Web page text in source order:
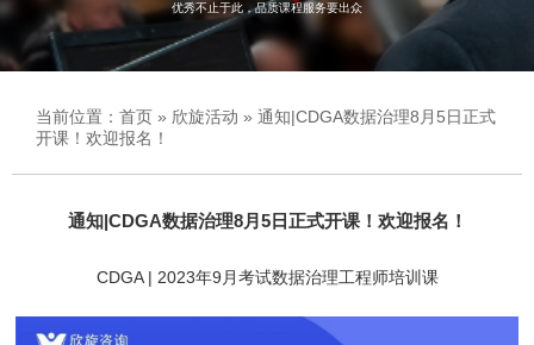
优秀不止于此，品质课程服务要出众
当前位置： 首页 » 欣旋活动 » 通知|CDGA数据治理8月5日正式
开课！欢迎报名！
通知|CDGA数据治理8月5日正式开课！欢迎报名！
CDGA | 2023年9月考试数据治理工程师培训课